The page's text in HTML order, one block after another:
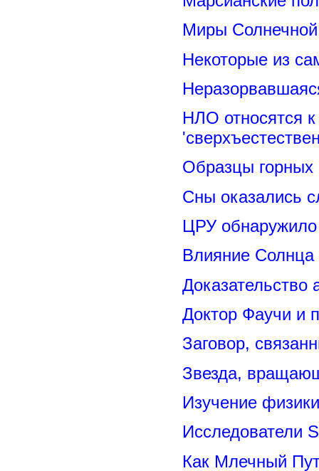
Миры
Некоторые из
НЛО относятся к
Образцы горных
Сны оказались
ЦРУ обнаружило
Влияние
Доказательство
Доктор Фаучи и
Заговор,
Звезда,
Изучение
Исследователи
Как Млечный